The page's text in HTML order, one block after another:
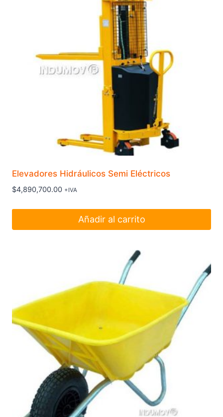
Elevadores Hidráulicos Semi Eléctricos
$4,890,700.00 +IVA
Añadir al carrito